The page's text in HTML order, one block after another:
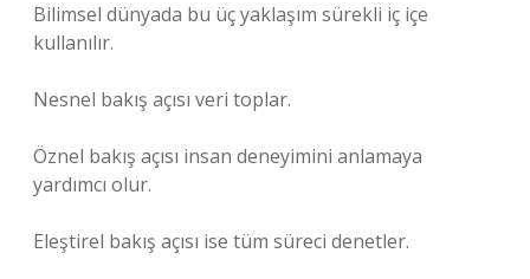
Bilimsel dünyada bu üç yaklaşım sürekli iç içe
kullanılır.
Nesnel bakış açısı veri toplar.
Öznel bakış açısı insan deneyimini anlamaya
yardımcı olur.
Eleştirel bakış açısı ise tüm süreci denetler.